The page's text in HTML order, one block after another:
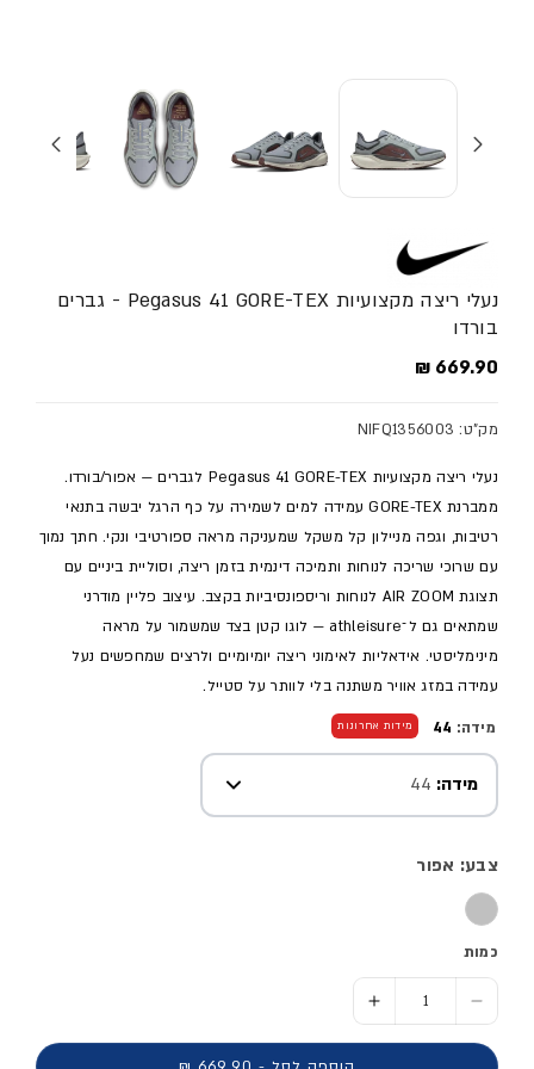
נעלי ריצה מקצועיות Pegasus 41 GORE-TEX - גברים
בורדו
מחיר מלא
669.90 ₪
מק"ט: NIFQ1356003
נעלי ריצה מקצועיות Pegasus 41 GORE-TEX לגברים — אפור/בורדו.
ממברנת GORE-TEX עמידה למים לשמירה על כף הרגל יבשה בתנאי
רטיבות, וגפה מניילון קל משקל שמעניקה מראה ספורטיבי ונקי. חתך נמוך
עם שרוכי שריכה לנוחות ותמיכה דינמית בזמן ריצה, וסוליית ביניים עם
תצוגת AIR ZOOM לנוחות וריספונסיביות בקצב. עיצוב פליין מודרני
שמתאים גם ל־athleisure — לוגו קטן בצד שמשמור על מראה
מינימליסטי. אידאליות לאימוני ריצה יומיומיים ולרצים שמחפשים נעל
עמידה במזג אוויר משתנה בלי לוותר על סטייל.
מידה: 44 מידות אחרונות
מידה: 44
צבע: אפור
כמות
הסר כמות ל- נעלי ריצה מקצועיות Pegasus 41 GORE-TEX - גברים בורדו
הוסף כמות ל- נעלי ריצה מקצועיות Pegasus 41 GORE-TEX - גברים בורדו